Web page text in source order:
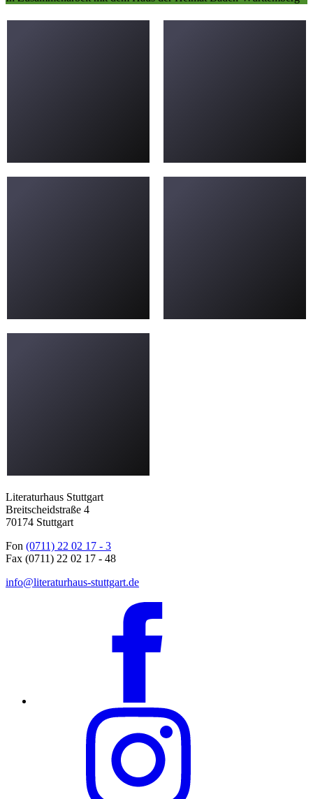
Literaturhaus Stuttgart
Breitscheidstraße 4
70174 Stuttgart
Fon (0711) 22 02 17 - 3
Fax (0711) 22 02 17 - 48
info@literaturhaus-stuttgart.de